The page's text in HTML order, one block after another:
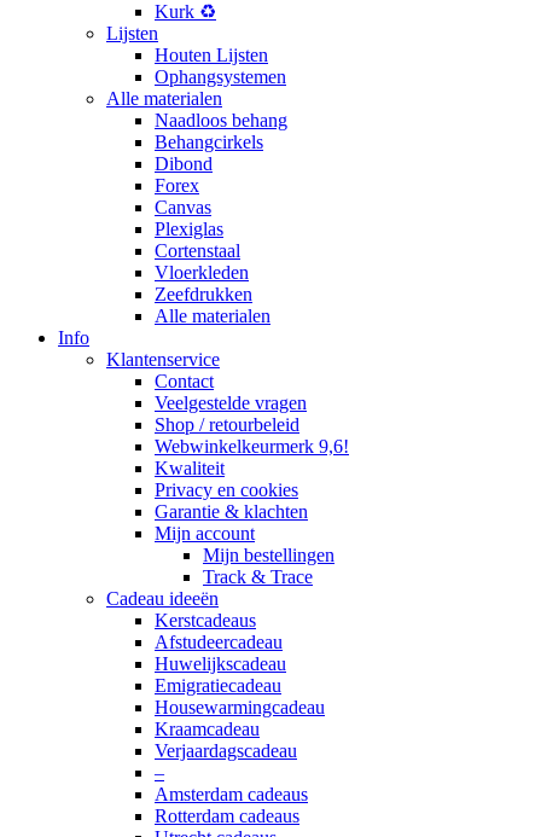
Kurk ♻️
Lijsten
Houten Lijsten
Ophangsystemen
Alle materialen
Naadloos behang
Behangcirkels
Dibond
Forex
Canvas
Plexiglas
Cortenstaal
Vloerkleden
Zeefdrukken
Alle materialen
Info
Klantenservice
Contact
Veelgestelde vragen
Shop / retourbeleid
Webwinkelkeurmerk 9,6!
Kwaliteit
Privacy en cookies
Garantie & klachten
Mijn account
Mijn bestellingen
Track & Trace
Cadeau ideeën
Kerstcadeaus
Afstudeercadeau
Huwelijkscadeau
Emigratiecadeau
Housewarmingcadeau
Kraamcadeau
Verjaardagscadeau
–
Amsterdam cadeaus
Rotterdam cadeaus